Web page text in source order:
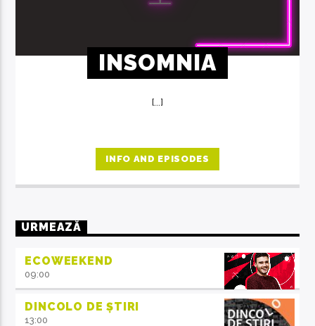
INSOMNIA
[...]
INFO AND EPISODES
URMEAZĂ
ECOWEEKEND
09:00
DINCOLO DE ȘTIRI
13:00